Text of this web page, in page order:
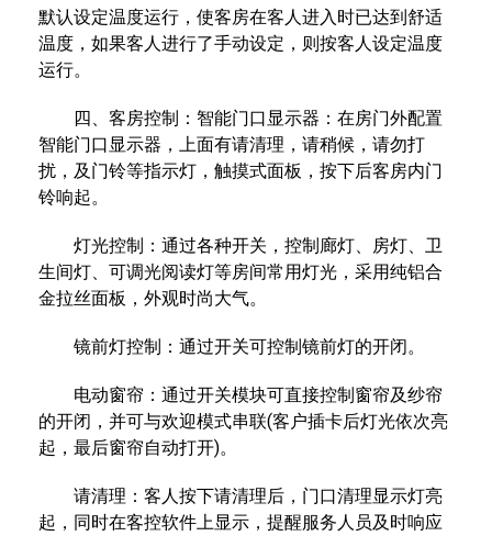
默认设定温度运行，使客房在客人进入时已达到舒适
温度，如果客人进行了手动设定，则按客人设定温度
运行。
四、客房控制：智能门口显示器：在房门外配置
智能门口显示器，上面有请清理，请稍候，请勿打
扰，及门铃等指示灯，触摸式面板，按下后客房内门
铃响起。
灯光控制：通过各种开关，控制廊灯、房灯、卫
生间灯、可调光阅读灯等房间常用灯光，采用纯铝合
金拉丝面板，外观时尚大气。
镜前灯控制：通过开关可控制镜前灯的开闭。
电动窗帘：通过开关模块可直接控制窗帘及纱帘
的开闭，并可与欢迎模式串联(客户插卡后灯光依次亮
起，最后窗帘自动打开)。
请清理：客人按下请清理后，门口清理显示灯亮
起，同时在客控软件上显示，提醒服务人员及时响应